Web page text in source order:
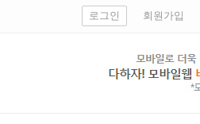
로그인 회원가입